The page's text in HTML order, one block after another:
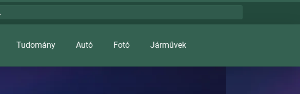
Tudomány Autó Fotó Járművek